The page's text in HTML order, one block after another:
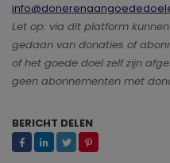
Let op: via dit platform
gedaan van donaties of
of het goede doel zelf zijn
geen abonnementen met
BERICHT DELEN